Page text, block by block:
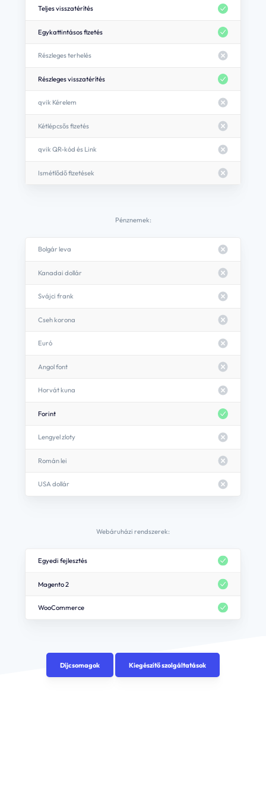
Teljes visszatérítés
Egykattintásos fizetés
Részleges terhelés
Részleges visszatérítés
qvik Kérelem
Kétlépcsős fizetés
qvik QR-kód és Link
Ismétlődő fizetések
Pénznemek:
Bolgár leva
Kanadai dollár
Svájci frank
Cseh korona
Euró
Angol font
Horvát kuna
Forint
Lengyel zloty
Román lei
USA dollár
Webáruházi rendszerek:
Egyedi fejlesztés
Magento 2
WooCommerce
Díjcsomagok Kiegészítő szolgáltatások